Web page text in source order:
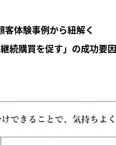
客体験事例から紐解く
続購買を促す」の成功要因